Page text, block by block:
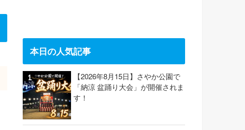
本日の人気記事
【2026年8月15日】さやか公園で
「納涼 盆踊り大会」が開催されま
す！